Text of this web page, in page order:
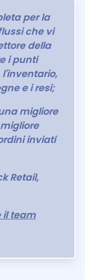
per la
che vi
della
i punti
l'inventario,
e i resi;
migliore
inviati
Retail,
team